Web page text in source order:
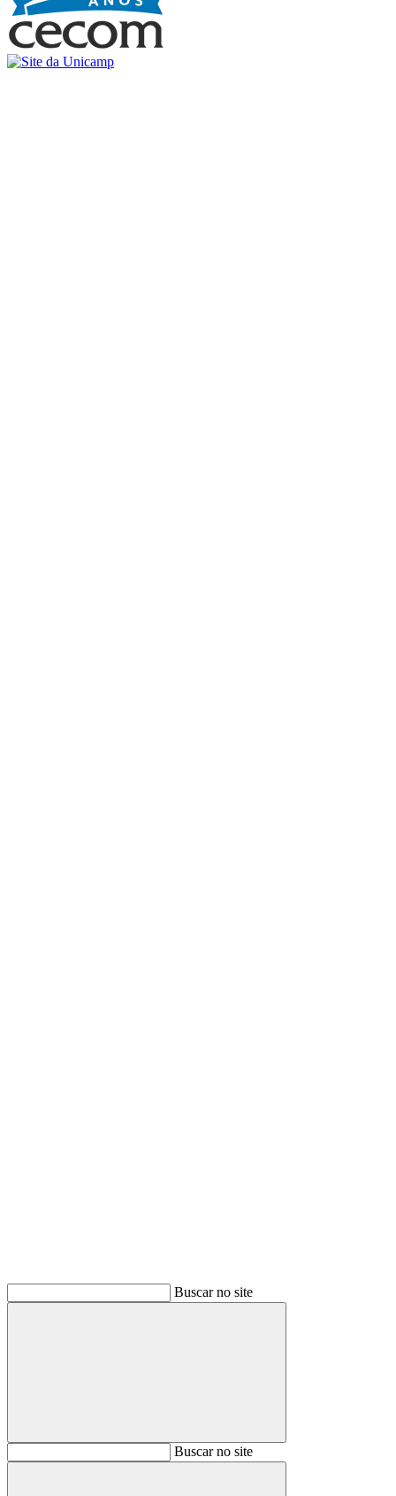
Buscar no site
BuscarBuscar no site